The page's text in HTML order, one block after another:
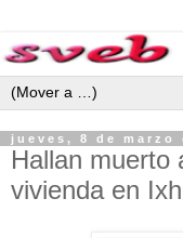
jueves, 8 de marzo
Hallan muerto
vivienda en